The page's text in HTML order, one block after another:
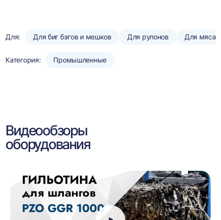
Для: Для биг бэгов и мешков Для рулонов Для мяса
Категория: Промышленные
Видеообзоры
оборудования